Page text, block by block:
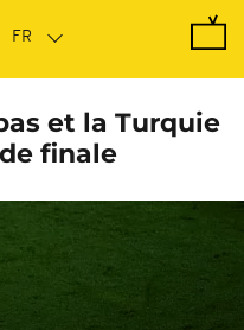
et la Turquie
finale